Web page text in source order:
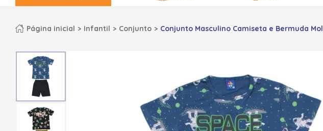
Página inicial Infantil Conjunto Conjunto Masculino Camiseta e Bermuda